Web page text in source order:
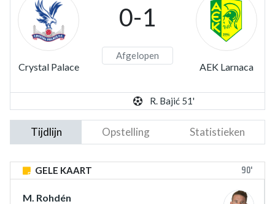
Crystal Palace
0-1
Afgelopen
AEK Larnaca
R. Bajić 51'
Tijdlijn Opstelling Statistieken
GELE KAART 90'
M. Rohdén